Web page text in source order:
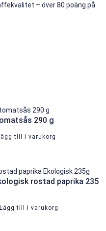
– över 80 poäng på
290 g
till i varukorg
rostad paprika 235
Lägg till i varukorg